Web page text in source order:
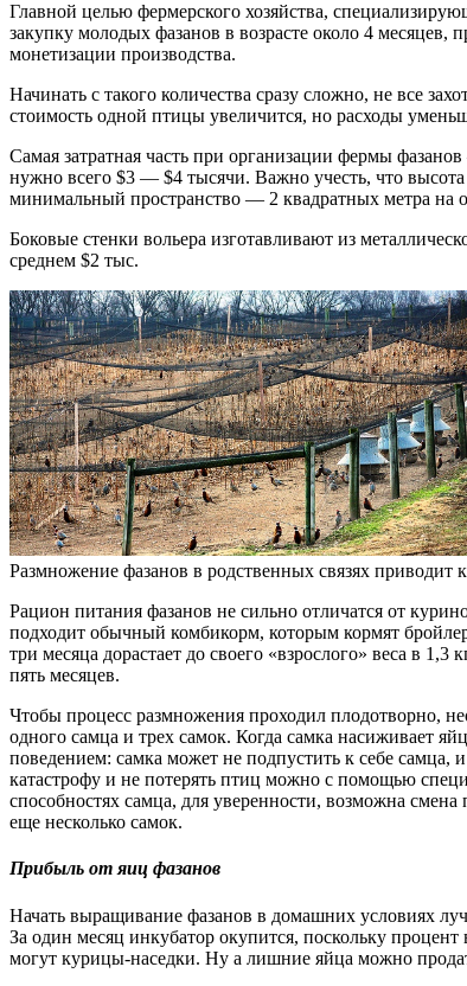
Главной целью фермерского хозяйства,
закупку молодых фазанов в возрасте около 4 месяцев,
монетизации производства.
Начинать с такого количества сразу сложно, не все
стоимость одной птицы увеличится, но расходы
Самая затратная часть при организации фермы
нужно всего $3 — $4 тысячи. Важно учесть, что высота
минимальный пространство — 2 квадратных метра на
Боковые стенки вольера изготавливают из
среднем $2 тыс.
Размножение фазанов в родственных связях
Рацион питания фазанов не сильно отличатся от
подходит обычный комбикорм, которым кормят
три месяца дорастает до своего «взрослого» веса в
пять месяцев.
Чтобы процесс размножения проходил плодотворно,
одного самца и трех самок. Когда самка насиживает
поведением: самка может не подпустить к себе самца,
катастрофу и не потерять птиц можно с помощью
способностях самца, для уверенности, возможна
еще несколько самок.
Прибыль от яиц фазанов
Начать выращивание фазанов в домашних условиях
За один месяц инкубатор окупится, поскольку
могут курицы-наседки. Ну а лишние яйца можно